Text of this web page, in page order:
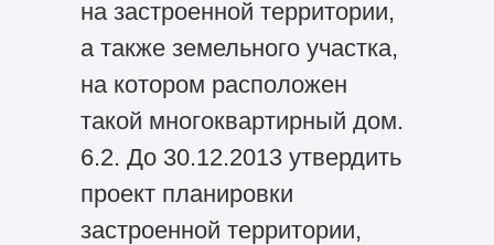
на застроенной территории,
а также земельного участка,
на котором расположен
такой многоквартирный дом.
6.2. До 30.12.2013 утвердить
проект планировки
застроенной территории,